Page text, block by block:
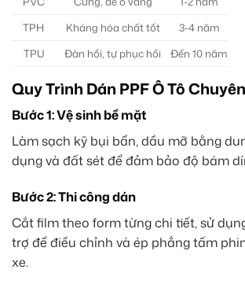
TPH
Kháng hóa chất tốt
3-4 năm
TPU
Đàn hồi, tự phục hồi Đến 10 năm
Quy Trình Dán PPF Ô Tô
Bước 1: Vệ sinh bề mặt
Làm sạch kỹ bụi bẩn, dầu mỡ bằng
dụng và đất sét để đảm bảo độ bám
Bước 2: Thi công dán
Cắt film theo form từng chi tiết, sử
trợ để điều chỉnh và ép phẳng tấm
xe.